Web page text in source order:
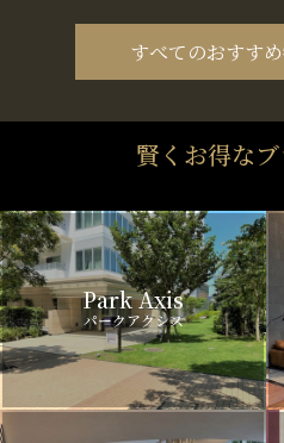
すべてのおすす
賢くお得な
Park Axis
パークアクシス